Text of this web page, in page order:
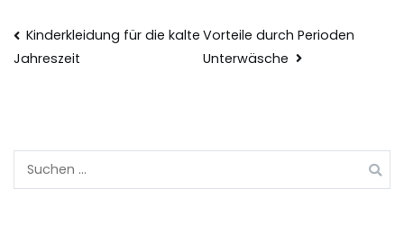
Beitragsnavigation
Kinderkleidung für die kalte
Jahreszeit
Vorteile durch Perioden
Unterwäsche
Suchen